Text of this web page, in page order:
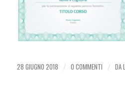
28 GIUGNO 2018 / 0 COMMENTI / DA